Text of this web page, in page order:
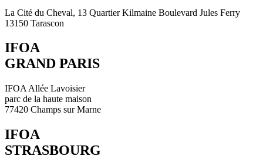
La Cité du Cheval, 13 Quartier Kilmaine Boulevard Jules Ferry
13150 Tarascon
IFOA
GRAND PARIS
IFOA Allée Lavoisier
parc de la haute maison
77420 Champs sur Marne
IFOA
STRASBOURG